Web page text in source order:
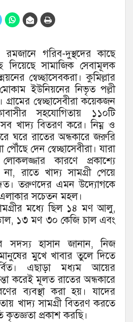
গরিব-দুস্থদের কাছে
দিয়েছে সামাজিক সেবামূলক
স্বেচ্ছাসেবকরা। কুমিল্লার
ইউনিয়নের নিভৃত পল্লী
গ্রামের স্বেচ্ছাসেবীরা কয়েকজন
সহযোগিতায় ১১০টি
খাদ্য বিতরণ করে। নিম্ন ও
ঘরে রাতের অন্ধকারে জরুরি
দেন স্বেচ্ছাসেবীরা। যারা
কারণে প্রকাশ্যে
রাতে খাদ্য সামগ্রী পেয়ে
তরুণদের এমন উদ্যোগকে
সচেতন মহল।
মধ্যে ছিল ১৪ মণ আলু,
১৩ মণ ৩০ কেজি চাল এবং
সদস্য হাসান জানান, নিজ
মুখে খাবার তুলে দিতে
এছাড়া মধ্যম আয়ের
করেই মূলত রাতের অন্ধকারে
ব্যবস্থা করা হয়। যাদের
খাদ্য সামগ্রী বিতরণ করতে
কৃতজ্ঞতা প্রকাশ করছি।